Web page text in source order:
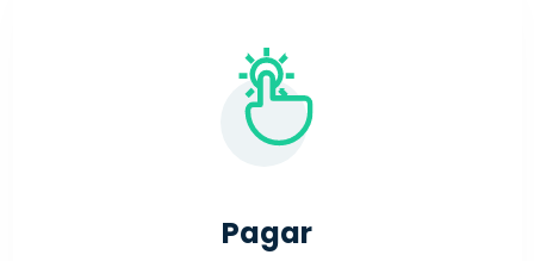
Pagar